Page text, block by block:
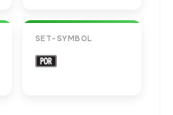
SET-SYMBOL